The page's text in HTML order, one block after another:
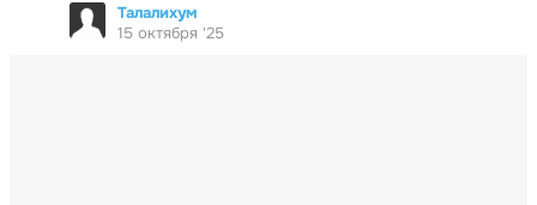
Талалихум
15 октября '25